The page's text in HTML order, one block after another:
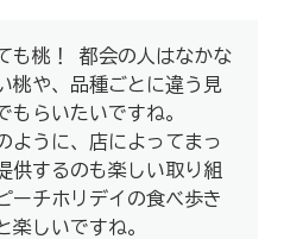
も桃！ 都会の人はなかな
桃や、品種ごとに違う見
もらいたいですね。
ように、店によってまっ
供するのも楽しい取り組
ーチホリデイの食べ歩き
楽しいですね。